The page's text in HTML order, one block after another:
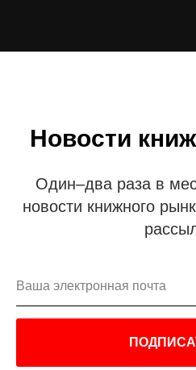
Новости
Один–два раза в
новости книжного